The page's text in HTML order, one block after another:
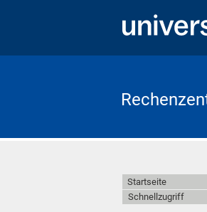
Startseite
Schnellzugriff